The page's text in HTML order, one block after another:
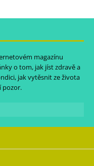
magazínu
o tom, jak jíst zdravě a
jak vytěsnit ze života
pozor.